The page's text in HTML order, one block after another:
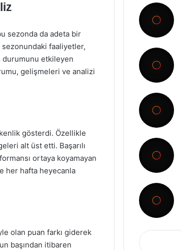
sezonda da adeta bir
sezonundaki faaliyetler,
durumunu etkileyen
gelişmeleri ve analizi
gösterdi. Özellikle
alt üst etti. Başarılı
ortaya koyamayan
her hafta heyecanla
olan puan farkı giderek
başından itibaren